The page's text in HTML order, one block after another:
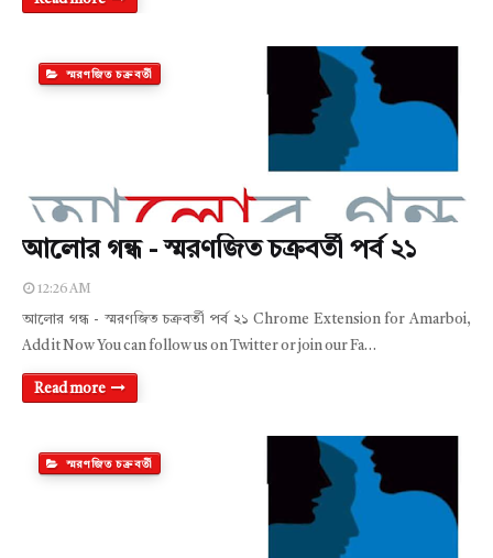
স্মরণজিত চক্রবর্তী
আলোর গন্ধ - স্মরণজিত চক্রবর্তী পর্ব ২১
12:26 AM
আলোর গন্ধ - স্মরণজিত চক্রবর্তী পর্ব ২১ Chrome Extension for Amarboi,
Add it Now You can follow us on Twitter or join our Fa…
Read more
স্মরণজিত চক্রবর্তী